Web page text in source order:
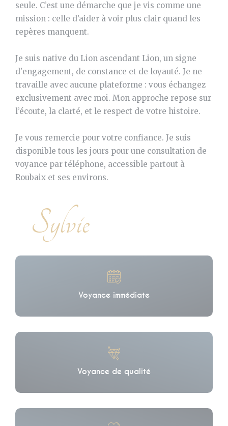
seule. C’est une démarche que je vis comme une
mission : celle d’aider à voir plus clair quand les
repères manquent.
Je suis native du Lion ascendant Lion, un signe
d'engagement, de constance et de loyauté. Je ne
travaille avec aucune plateforme : vous échangez
exclusivement avec moi. Mon approche repose sur
l’écoute, la clarté, et le respect de votre histoire.
Je vous remercie pour votre confiance. Je suis
disponible tous les jours pour une consultation de
voyance par téléphone, accessible partout à
Roubaix et ses environs.
Sylvie
Voyance immédiate
Voyance de qualité